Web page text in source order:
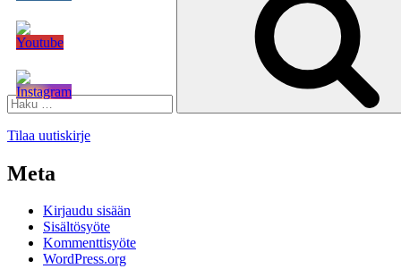
Tilaa uutiskirje
Meta
Kirjaudu sisään
Sisältösyöte
Kommenttisyöte
WordPress.org